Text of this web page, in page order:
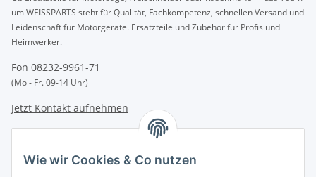
um WEISSPARTS steht für Qualität, Fachkompetenz, schnellen Versand und
Leidenschaft für Motorgeräte. Ersatzteile und Zubehör für Profis und
Heimwerker.
Fon 08232-9961-71
(Mo - Fr. 09-14 Uhr)
Jetzt Kontakt aufnehmen
Wie wir Cookies & Co nutzen